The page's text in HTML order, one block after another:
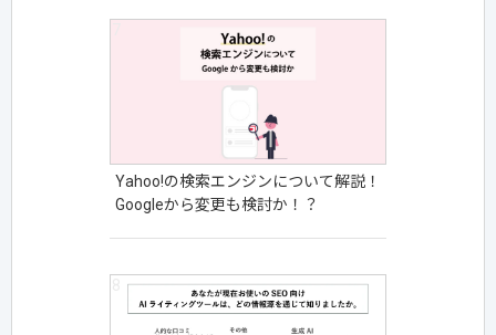
Yahoo!の検索エンジンについて解説！
Googleから変更も検討か！？